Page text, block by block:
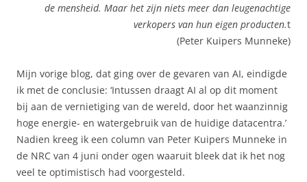
de mensheid. Maar het zijn niets meer dan leugenachtige
verkopers van hun eigen producten.t
(Peter Kuipers Munneke)
Mijn vorige blog, dat ging over de gevaren van AI, eindigde
ik met de conclusie: ‘Intussen draagt AI al op dit moment
bij aan de vernietiging van de wereld, door het waanzinnig
hoge energie- en watergebruik van de huidige datacentra.’
Nadien kreeg ik een column van Peter Kuipers Munneke in
de NRC van 4 juni onder ogen waaruit bleek dat ik het nog
veel te optimistisch had voorgesteld.